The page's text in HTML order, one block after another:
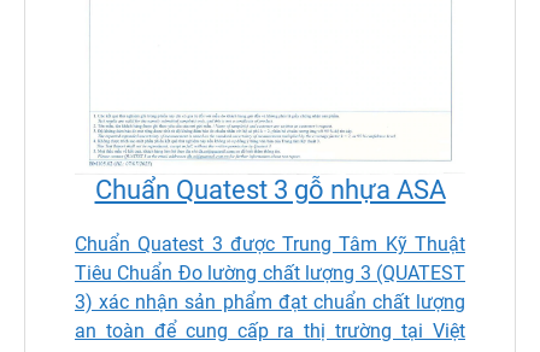
Chuẩn Quatest 3 gỗ nhựa ASA
Chuẩn Quatest 3 được Trung Tâm Kỹ Thuật
Tiêu Chuẩn Đo lường chất lượng 3 (QUATEST
3) xác nhận sản phẩm đạt chuẩn chất lượng
an toàn để cung cấp ra thị trường tại Việt